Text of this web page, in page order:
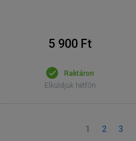
5 900 Ft
Raktáron
Elküldjük hétfőn
1 2 3